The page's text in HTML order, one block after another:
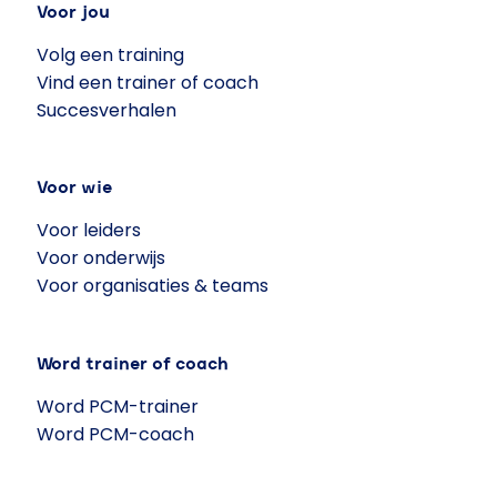
Voor jou
Volg een training
Vind een trainer of coach
Succesverhalen
Voor wie
Voor leiders
Voor onderwijs
Voor organisaties & teams
Word trainer of coach
Word PCM-trainer
Word PCM-coach